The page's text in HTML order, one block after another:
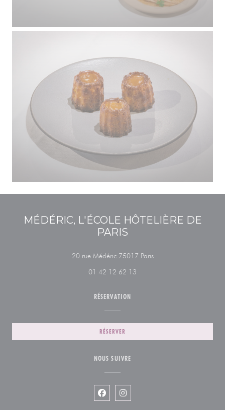
MÉDÉRIC, L'ÉCOLE HÔTELIÈRE DE
PARIS
20 rue Médéric 75017 Paris((ouvre une nouvelle
01 42 12 62 13
RÉSERVATION
RÉSERVER
NOUS SUIVRE
Facebook ((ouvre une nouvelle
Instagram ((ouvre une